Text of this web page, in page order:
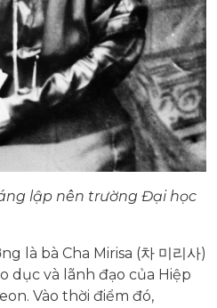
lập nên trường Đại học
là bà Cha Mirisa (차 미리사)
dục và lãnh đạo của Hiệp
Vào thời điểm đó,